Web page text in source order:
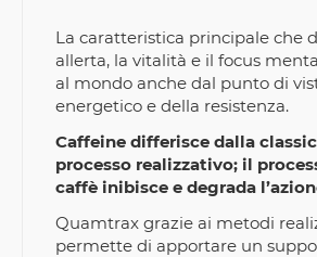
La caratteristica principale che
allerta, la vitalità e il focus
al mondo anche dal punto di
energetico e della resistenza.
Caffeine differisce dalla
processo realizzativo; il
caffè inibisce e degrada
Quamtrax grazie ai metodi
permette di apportare un